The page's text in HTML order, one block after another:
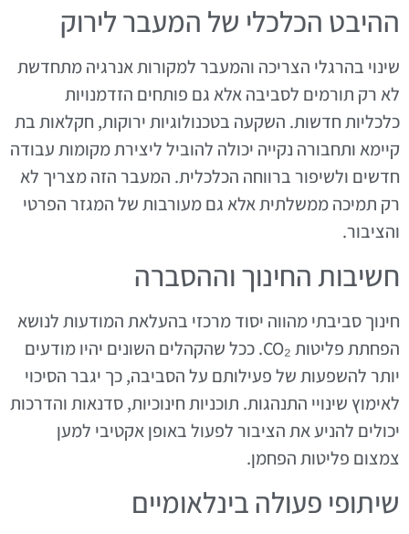
ההיבט הכלכלי של המעבר לירוק
שינוי בהרגלי הצריכה והמעבר למקורות אנרגיה מתחדשת
לא רק תורמים לסביבה אלא גם פותחים הזדמנויות
כלכליות חדשות. השקעה בטכנולוגיות ירוקות, חקלאות בת
קיימא ותחבורה נקייה יכולה להוביל ליצירת מקומות עבודה
חדשים ולשיפור ברווחה הכלכלית. המעבר הזה מצריך לא
רק תמיכה ממשלתית אלא גם מעורבות של המגזר הפרטי
והציבור.
חשיבות החינוך וההסברה
חינוך סביבתי מהווה יסוד מרכזי בהעלאת המודעות לנושא
הפחתת פליטות CO₂. ככל שהקהלים השונים יהיו מודעים
יותר להשפעות של פעילותם על הסביבה, כך יגבר הסיכוי
לאימוץ שינויי התנהגות. תוכניות חינוכיות, סדנאות והדרכות
יכולים להניע את הציבור לפעול באופן אקטיבי למען
צמצום פליטות הפחמן.
שיתופי פעולה בינלאומיים